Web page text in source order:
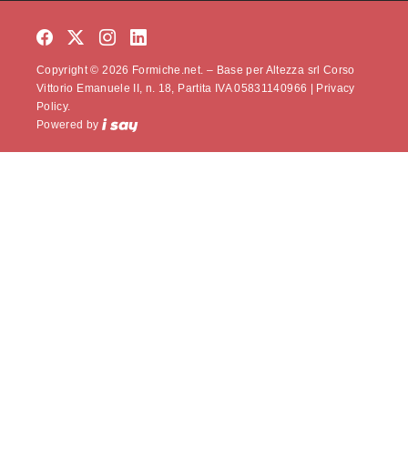
Copyright © 2026 Formiche.net. – Base per Altezza srl Corso
Vittorio Emanuele II, n. 18, Partita IVA 05831140966 | Privacy
Policy.
Powered by